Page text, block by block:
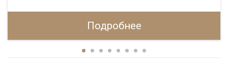
Подробнее